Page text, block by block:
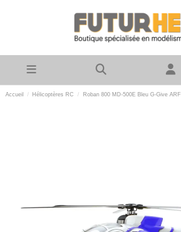
Accueil Hélicoptères RC Roban 800 MD-500E Bleu G-Give ARF